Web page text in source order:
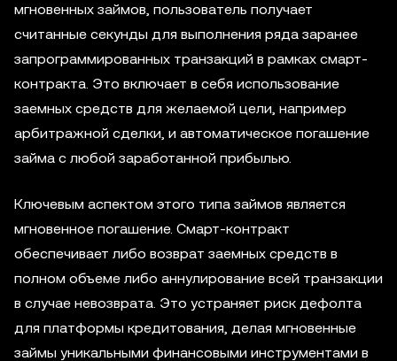
мгновенных займов, пользователь получает
считанные секунды для выполнения ряда заранее
запрограммированных транзакций в рамках смарт-
контракта. Это включает в себя использование
заемных средств для желаемой цели, например
арбитражной сделки, и автоматическое погашение
займа с любой заработанной прибылью.
Ключевым аспектом этого типа займов является
мгновенное погашение. Смарт-контракт
обеспечивает либо возврат заемных средств в
полном объеме либо аннулирование всей транзакции
в случае невозврата. Это устраняет риск дефолта
для платформы кредитования, делая мгновенные
займы уникальными финансовыми инструментами в